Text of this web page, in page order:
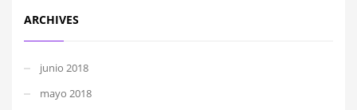
ARCHIVES
junio 2018
mayo 2018